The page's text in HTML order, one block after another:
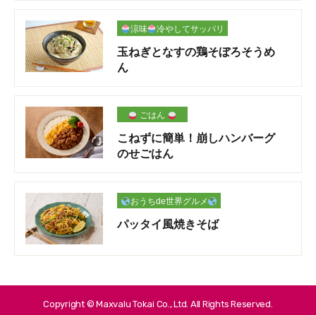
涼味 冷やしてサッパリ
玉ねぎとなすの鶏そぼろそうめ
ん
ごはん
こねずに簡単！崩しハンバーグ
のせごはん
おうちde世界グルメ
パッタイ風焼きそば
Copyright © Maxvalu Tokai Co., Ltd. All Rights Reserved.